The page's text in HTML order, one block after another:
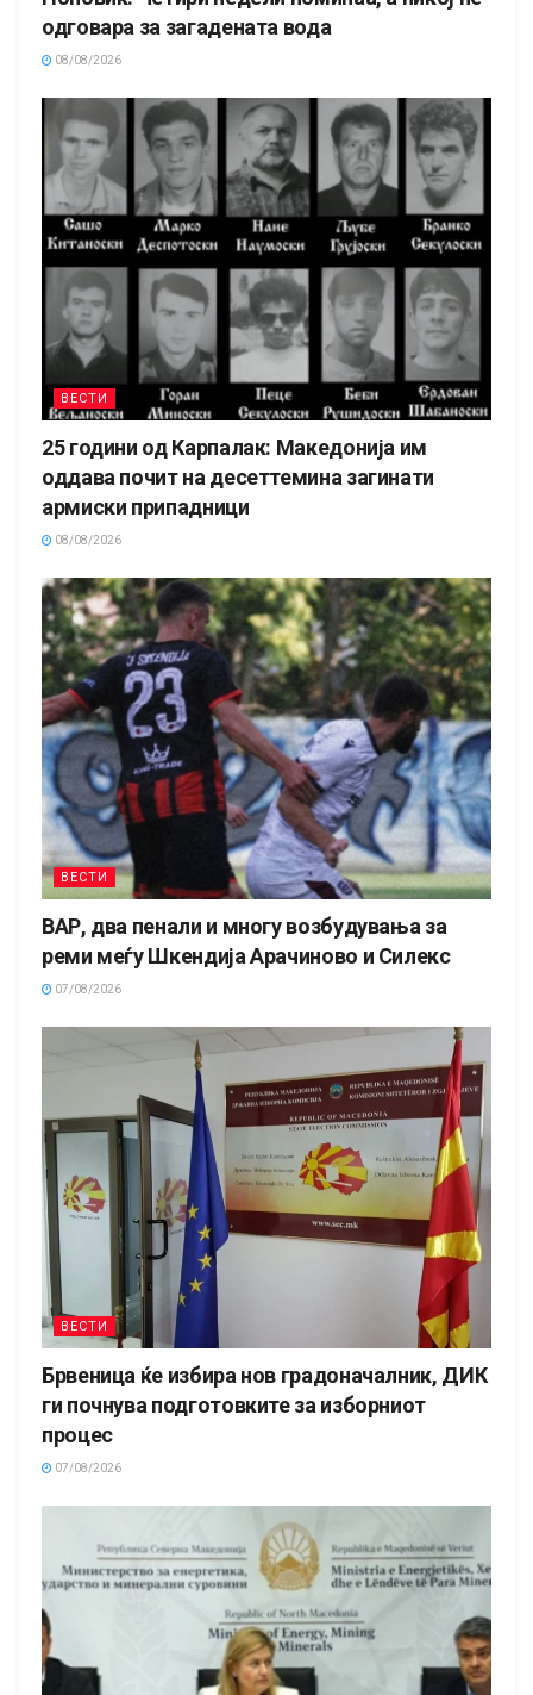
одговара за загадената вода
08/08/2026
ВЕСТИ
25 години од Карпалак: Македонија им
оддава почит на десеттемина загинати
армиски припадници
08/08/2026
ВЕСТИ
ВАР, два пенали и многу возбудувања за
реми меѓу Шкендија Арачиново и Силекс
07/08/2026
ВЕСТИ
Брвеница ќе избира нов градоначалник, ДИК
ги почнува подготовките за изборниот
процес
07/08/2026